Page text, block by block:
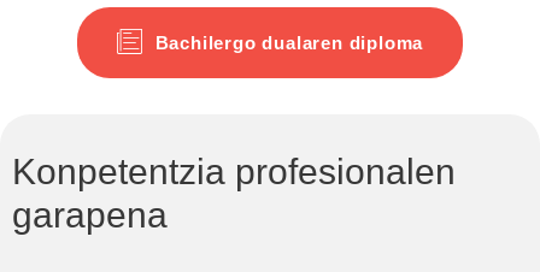
Bachilergo dualaren diploma
Konpetentzia profesionalen
garapena